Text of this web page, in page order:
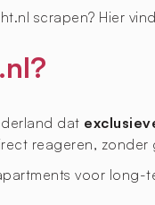
scrapen? Hier
dat
reageren,
voor long-